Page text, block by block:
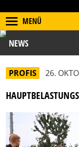
MENÜ
NEWS
PROFIS 26.